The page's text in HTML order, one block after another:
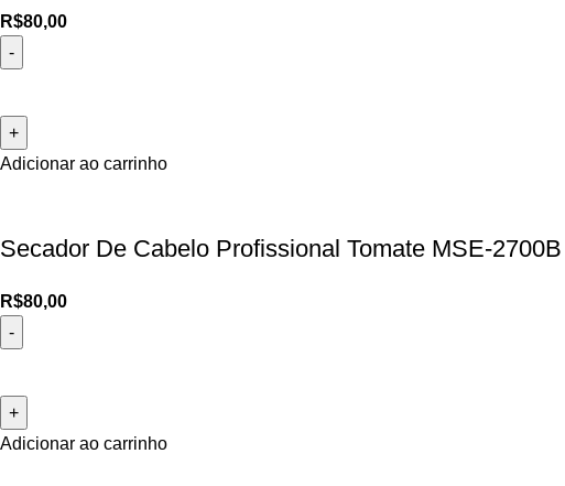
R$80,00
Adicionar ao carrinho
Secador De Cabelo Profissional Tomate MSE-
R$80,00
Adicionar ao carrinho